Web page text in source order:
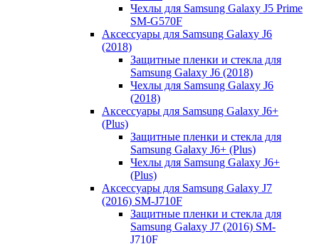
Чехлы для Samsung Galaxy J5 Prime
SM-G570F
Аксессуары для Samsung Galaxy J6
(2018)
Защитные пленки и стекла для
Samsung Galaxy J6 (2018)
Чехлы для Samsung Galaxy J6
(2018)
Аксессуары для Samsung Galaxy J6+
(Plus)
Защитные пленки и стекла для
Samsung Galaxy J6+ (Plus)
Чехлы для Samsung Galaxy J6+
(Plus)
Аксессуары для Samsung Galaxy J7
(2016) SM-J710F
Защитные пленки и стекла для
Samsung Galaxy J7 (2016) SM-
J710F